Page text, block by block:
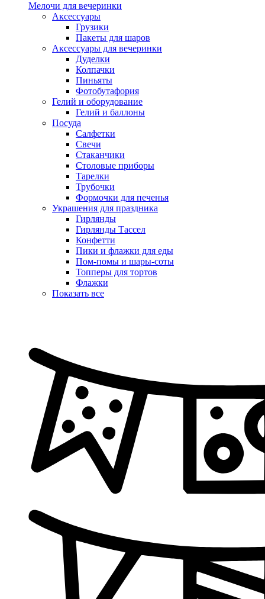
Мелочи для вечеринки
Аксессуары
Грузики
Пакеты для шаров
Аксессуары для вечеринки
Дуделки
Колпачки
Пиньяты
Фотобутафория
Гелий и оборудование
Гелий и баллоны
Посуда
Салфетки
Свечи
Стаканчики
Столовые приборы
Тарелки
Трубочки
Формочки для печенья
Украшения для праздника
Гирлянды
Гирлянды Тассел
Конфетти
Пики и флажки для еды
Пом-помы и шары-соты
Топперы для тортов
Флажки
Показать все